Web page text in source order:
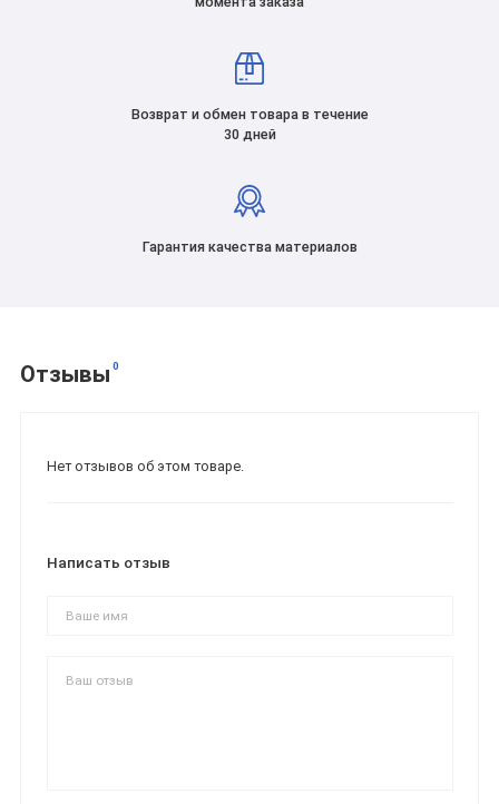
Возврат и обмен товара в течение
30 дней
Гарантия качества материалов
Отзывы 0
Нет отзывов об этом товаре.
Написать отзыв